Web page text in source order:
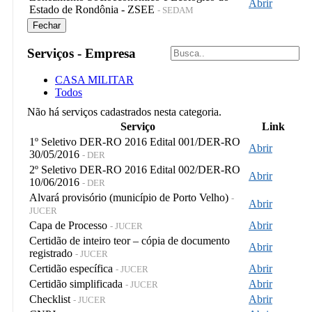
Estado de Rondônia - ZSEE - SEDAM
Abrir
Fechar
Serviços - Empresa
CASA MILITAR
Todos
Não há serviços cadastrados nesta categoria.
Serviço
Link
1º Seletivo DER-RO 2016 Edital 001/DER-RO
30/05/2016 - DER
Abrir
2º Seletivo DER-RO 2016 Edital 002/DER-RO
10/06/2016 - DER
Abrir
Alvará provisório (município de Porto Velho) -
JUCER
Abrir
Capa de Processo - JUCER
Abrir
Certidão de inteiro teor – cópia de documento
registrado - JUCER
Abrir
Certidão específica - JUCER
Abrir
Certidão simplificada - JUCER
Abrir
Checklist - JUCER
Abrir